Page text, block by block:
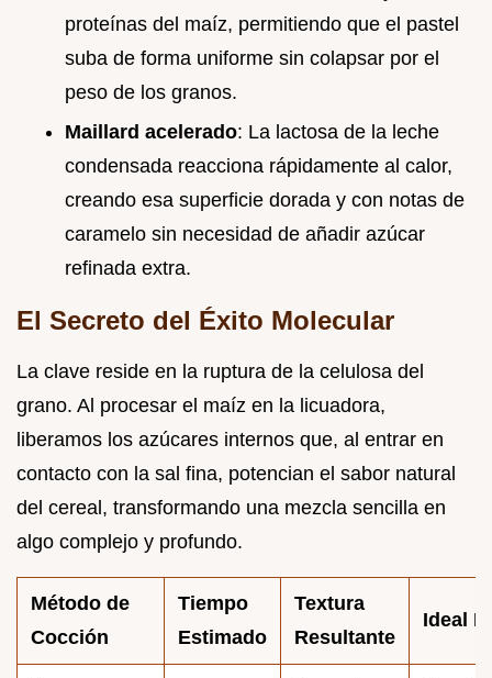
proteínas del maíz, permitiendo que el pastel
suba de forma uniforme sin colapsar por el
peso de los granos.
Maillard acelerado: La lactosa de la leche
condensada reacciona rápidamente al calor,
creando esa superficie dorada y con notas de
caramelo sin necesidad de añadir azúcar
refinada extra.
El Secreto del Éxito Molecular
La clave reside en la ruptura de la celulosa del
grano. Al procesar el maíz en la licuadora,
liberamos los azúcares internos que, al entrar en
contacto con la sal fina, potencian el sabor natural
del cereal, transformando una mezcla sencilla en
algo complejo y profundo.
Método de
Cocción
Tiempo
Estimado
Textura
Resultante
Ideal